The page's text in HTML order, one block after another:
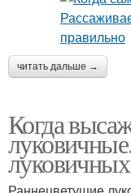
читать дальше →
Когда